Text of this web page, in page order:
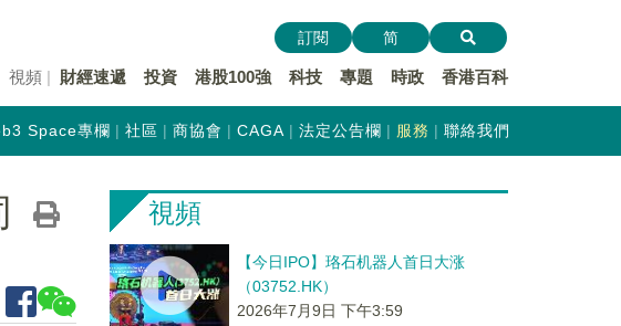
視頻 財經速遞 投資 港股100強 科技 專題 時政 香港百科
訂閱 简
Space專欄 社區 商協會 CAGA 法定公告欄 服務 聯絡我們
視頻
【今日IPO】珞石机器人首日大涨
（03752.HK）
2026年7月9日 下午3:59